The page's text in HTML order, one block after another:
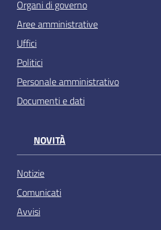
Organi di governo
Aree amministrative
Uffici
Politici
Personale amministrativo
Documenti e dati
NOVITÀ
Notizie
Comunicati
Avvisi